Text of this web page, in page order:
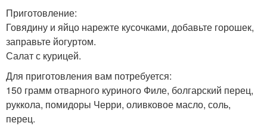
Приготовление:
Говядину и яйцо нарежте кусочками, добавьте горошек,
заправьте йогуртом.
Салат с курицей.
Для приготовления вам потребуется:
150 грамм отварного куриного Филе, болгарский перец,
руккола, помидоры Черри, оливковое масло, соль,
перец.